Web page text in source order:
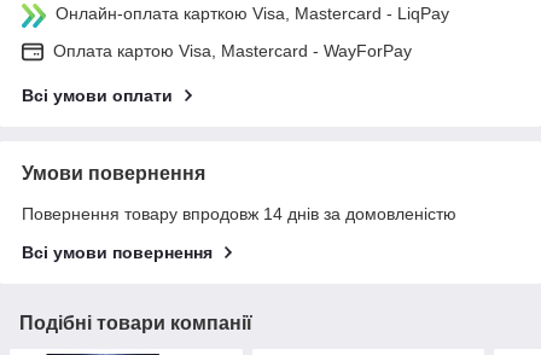
Онлайн-оплата карткою Visa, Mastercard - LiqPay
Оплата картою Visa, Mastercard - WayForPay
Всі умови оплати
Умови повернення
Повернення товару впродовж 14 днів за домовленістю
Всі умови повернення
Подібні товари компанії